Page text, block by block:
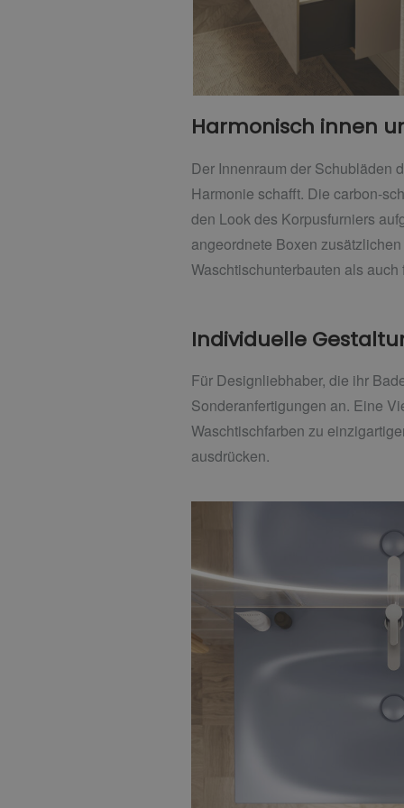
Harmonisch innen
Der Innenraum der Schubläden
Harmonie schafft. Die carbon-
den Look des Korpusfurniers
angeordnete Boxen
Waschtischunterbauten als
Individuelle
Für Designliebhaber, die ihr
Sonderanfertigungen an. Eine
Waschtischfarben zu
ausdrücken.